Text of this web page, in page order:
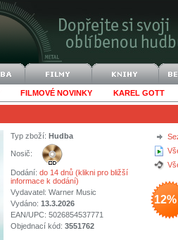
FILMOVÉ NOVINKY KAREL GOTT
12%
Typ zboží: Hudba
Nosič:
Dodání: do 14 dnů (klikni pro bližší
informace k dodání)
Vydavatel: Warner Music
Vydáno: 13.3.2026
EAN/UPC: 5026854537771
Objednací kód: 3551762